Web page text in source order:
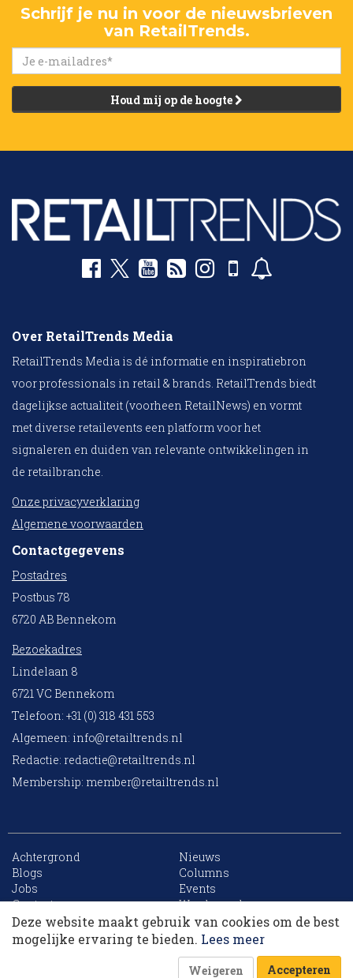
Dit artikel krijg je cadeau. Lees alles van
RetailTrends voor slechts € 10,- (eerste maand).
Of log in
Schrijf je nu in voor de nieuwsbrieven
van RetailTrends.
Houd mij op de hoogte
Over RetailTrends Media
RetailTrends Media is dé informatie en inspiratiebron
voor professionals in retail & brands. RetailTrends biedt
dagelijkse actualiteit (voorheen RetailNews) en vormt
met diverse retailevents een platform voor het
signaleren en duiden van relevante ontwikkelingen in
de retailbranche.
Onze privacyverklaring
Algemene voorwaarden
Contactgegevens
Postadres
Postbus 78
6720 AB Bennekom
Bezoekadres
Lindelaan 8
6721 VC Bennekom
Telefoon: +31 (0) 318 431 553
Algemeen: info@retailtrends.nl
Redactie: redactie@retailtrends.nl
Membership: member@retailtrends.nl
Achtergrond
Nieuws
Blogs
Columns
Jobs
Events
Contact
Word member
Archief
Sitemap
Deze website maakt gebruik van cookies om de best
mogelijke ervaring te bieden. Lees meer
Weigeren Accepteren